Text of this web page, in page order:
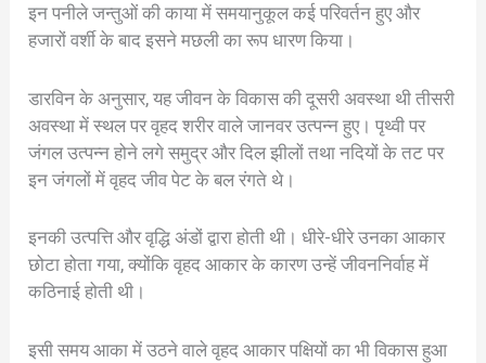
इन पनीले जन्तुओं की काया में समयानुकूल कई परिवर्तन हुए और
हजारों वर्शी के बाद इसने मछली का रूप धारण किया।
डारविन के अनुसार, यह जीवन के विकास की दूसरी अवस्था थी तीसरी
अवस्था में स्थल पर वृहद शरीर वाले जानवर उत्पन्न हुए। पृथ्वी पर
जंगल उत्पन्न होने लगे समुद्र और दिल झीलों तथा नदियों के तट पर
इन जंगलों में वृहद जीव पेट के बल रंगते थे।
इनकी उत्पत्ति और वृद्धि अंडों द्वारा होती थी। धीरे-धीरे उनका आकार
छोटा होता गया, क्योंकि वृहद आकार के कारण उन्हें जीवननिर्वाह में
कठिनाई होती थी।
इसी समय आका में उठने वाले वृहद आकार पक्षियों का भी विकास हुआ